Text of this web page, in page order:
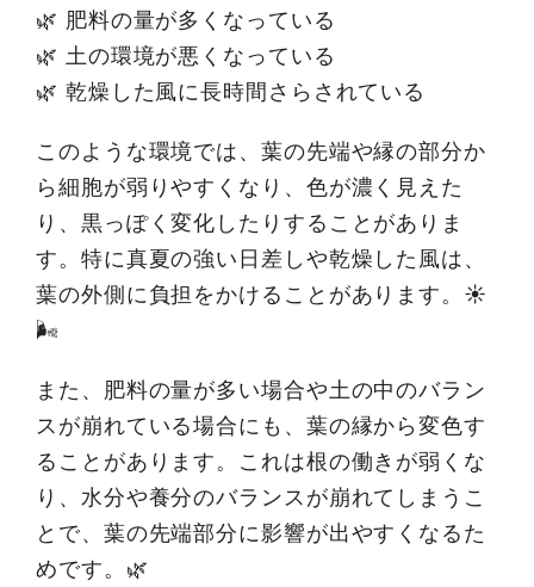
🌿 肥料の量が多くなっている
🌿 土の環境が悪くなっている
🌿 乾燥した風に長時間さらされている
このような環境では、葉の先端や縁の部分か
ら細胞が弱りやすくなり、色が濃く見えた
り、黒っぽく変化したりすることがありま
す。特に真夏の強い日差しや乾燥した風は、
葉の外側に負担をかけることがあります。☀️
🌬️
また、肥料の量が多い場合や土の中のバラン
スが崩れている場合にも、葉の縁から変色す
ることがあります。これは根の働きが弱くな
り、水分や養分のバランスが崩れてしまうこ
とで、葉の先端部分に影響が出やすくなるた
めです。🌿